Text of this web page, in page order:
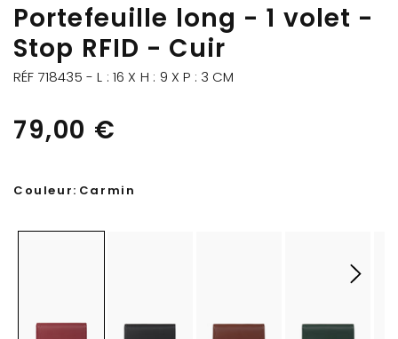
Portefeuille long - 1 volet -
Stop RFID - Cuir
RÉF 718435 - L : 16 X H : 9 X P : 3 CM
79,00 €
Couleur: Carmin